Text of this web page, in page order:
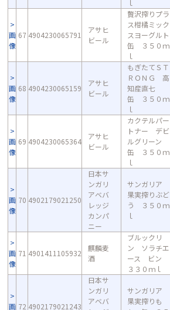
ｌ
画
像
67 4904230065791
アサヒ
ビール
贅沢搾りプラ
ス柑橘ミック
スヨーグルト
缶 ３５０ｍ
ｌ
画
像
68 4904230065159
アサヒ
ビール
もぎたてＳＴ
ＲＯＮＧ 高
知産直七
缶 ３５０ｍ
ｌ
画
像
69 4904230065364
アサヒ
ビール
カクテルパー
トナー デビ
ルグリーン
缶 ３５０ｍ
ｌ
画
像
70 4902179021250
日本サ
ンガリ
アベバ
レッジ
カンパ
ニー
サンガリア
果実搾りぶど
う ３５０ｍ
ｌ
画
像
71 4901411105932
麒麟麦
酒
ブルックリ
ン ソラチエ
ース ビン
３３０ｍｌ
画 72 4902179021243
日本サ
ンガリ
アベバ
サンガリア
果実搾りも